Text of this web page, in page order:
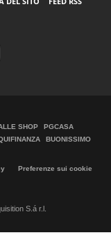
SHOP
PGCASA
BUONISSIMO
Preferenze sui cookie
S.á r.l.